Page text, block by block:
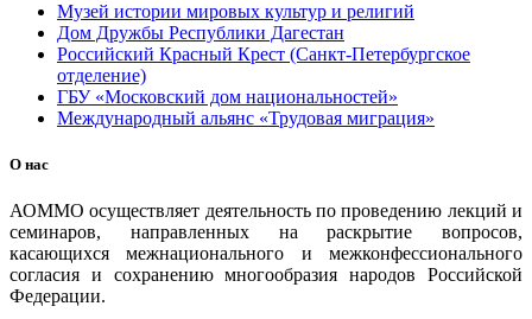
Музей истории мировых культур и религий
Дом Дружбы Республики Дагестан
Российский Красный Крест (Санкт-Петербургское
отделение)
ГБУ «Московский дом национальностей»
Международный альянс «Трудовая миграция»
О нас
АОММО осуществляет деятельность по проведению лекций и
семинаров, направленных на раскрытие вопросов,
касающихся межнационального и межконфессионального
согласия и сохранению многообразия народов Российской
Федерации.